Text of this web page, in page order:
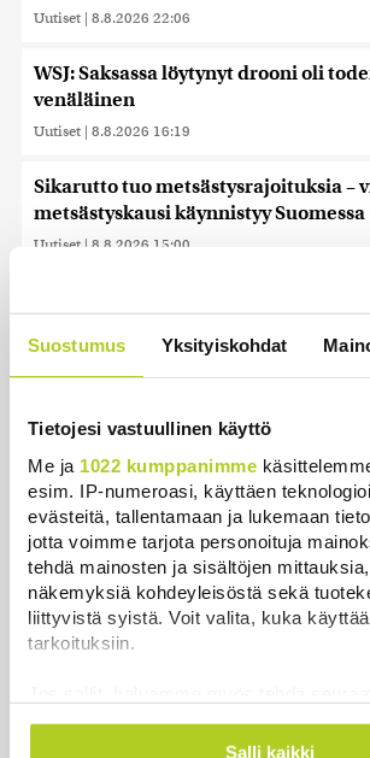
Suostumus Yksityiskohdat
Tietojesi vastuullinen käyttö
Me ja 1022 kumppanimme
esim. IP-numeroasi, käyttäen
evästeitä, tallentamaan ja lukemaan
jotta voimme tarjota personoituja
tehdä mainosten ja sisältöjen
näkemyksiä kohdeyleisöstä sekä
liittyvistä syistä. Voit valita, kuka
tarkoituksiin.
Kerätä tietoja maantieteellisestä
mahdollisesti muutaman metrin
Salli kaikki
Uutiset | 8.8.2026 22:06
WSJ: Saksassa löytynyt drooni oli
venäläinen
Uutiset | 8.8.2026 16:19
Sikarutto tuo metsästysrajoituksia –
metsästyskausi käynnistyy Suomessa
Uutiset | 8.8.2026 15:00
Bulgariassa on räjähtänyt drooni
Uutiset | 8.8.2026 14:40
Uutiset
Ursa on myynyt ennätysmäärän
auringonpimennyksen edellä
Uutiset 8.8.2026 11:31
Suomessa näkyy keskiviikkona
auringonpimennys
Ensi viikolla Suomesta pääsee junalla
Haaparantaan, mutta matka